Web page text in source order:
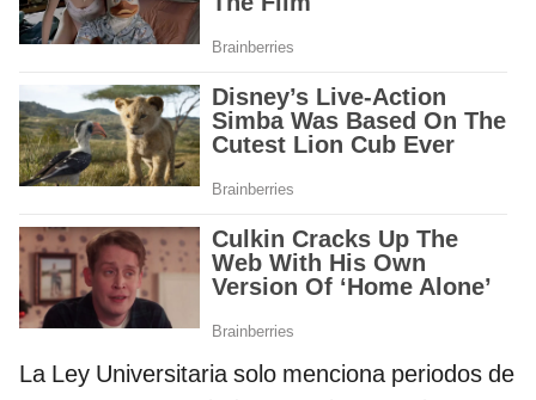
La Ley Universitaria solo menciona periodos de